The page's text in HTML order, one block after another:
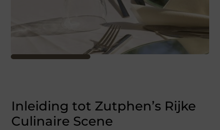
Inleiding tot Zutphen’s Rijke
Culinaire Scene